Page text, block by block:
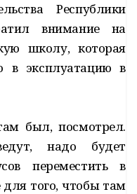
Республики
внимание на
школу, которая
в эксплуатацию в
был, посмотрел.
надо будет
переместить в
того, чтобы там